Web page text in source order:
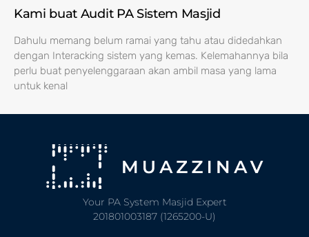
Kami buat Audit PA Sistem Masjid
Dahulu memang belum ramai yang tahu atau didedahkan
dengan Interacking sistem yang kemas. Kelemahannya bila
perlu buat penyelenggaraan akan ambil masa yang lama
untuk kenal
Your PA System Masjid Expert
201801003187 (1265200-U)